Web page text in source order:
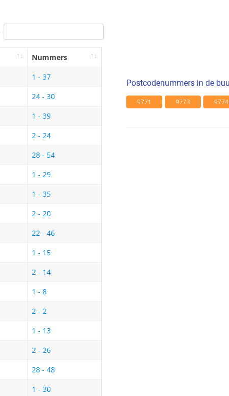
Nummers
1 - 37
24 - 30
1 - 39
2 - 24
28 - 54
1 - 29
1 - 35
2 - 20
22 - 46
1 - 15
2 - 14
1 - 8
2 - 2
1 - 13
2 - 26
28 - 48
1 - 30
Postcodenummers in de
9771 9773 9774